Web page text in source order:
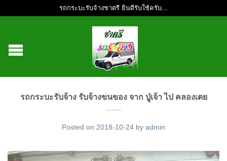
รถกระบะรับจ้างชาตรี ยินดีรับใช้ครับ...
รถกระบะรับจ้าง รับจ้างขนของ จาก ปู่เจ้า ไป คลองเตย
Posted on 2018-10-24 by admin